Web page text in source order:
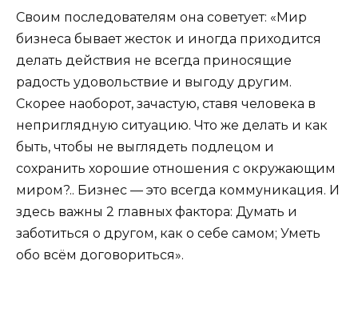
Своим последователям она советует: «Мир
бизнеса бывает жесток и иногда приходится
делать действия не всегда приносящие
радость удовольствие и выгоду другим.
Скорее наоборот, зачастую, ставя человека в
неприглядную ситуацию. Что же делать и как
быть, чтобы не выглядеть подлецом и
сохранить хорошие отношения с окружающим
миром?.. Бизнес — это всегда коммуникация. И
здесь важны 2 главных фактора: Думать и
заботиться о другом, как о себе самом; Уметь
обо всём договориться».